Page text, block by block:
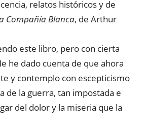
relatos históricos y de
Compañía Blanca, de Arthur
este libro, pero con cierta
he dado cuenta de que ahora
y contemplo con escepticismo
de la guerra, tan impostada e
del dolor y la miseria que la